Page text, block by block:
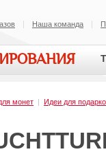
Наша команда
монет | Идеи для